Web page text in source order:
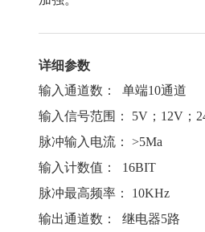
详细参数
输入通道数： 单端10通道
输入信号范围： 5V；12V；
脉冲输入电流： >5Ma
输入计数值： 16BIT
脉冲最高频率： 10KHz
输出通道数： 继电器5路